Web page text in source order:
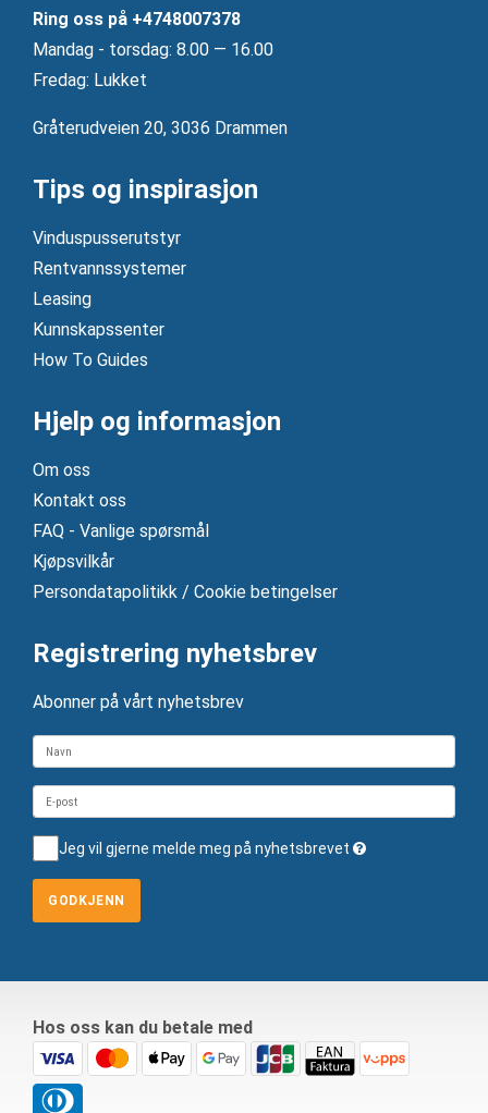
Ring oss på +4748007378
Mandag ‐ torsdag: 8.00 — 16.00
Fredag: Lukket
Gråterudveien 20, 3036 Drammen
Tips og inspirasjon
Vinduspusserutstyr
Rentvannssystemer
Leasing
Kunnskapssenter
How To Guides
Hjelp og informasjon
Om oss
Kontakt oss
FAQ - Vanlige spørsmål
Kjøpsvilkår
Persondatapolitikk / Cookie betingelser
Registrering nyhetsbrev
Abonner på vårt nyhetsbrev
Jeg vil gjerne melde meg på nyhetsbrevet
GODKJENN
Hos oss kan du betale med